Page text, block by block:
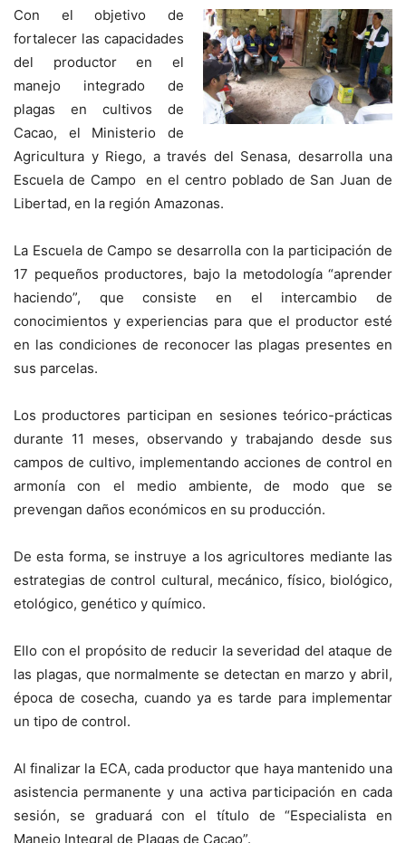
Con el objetivo de
fortalecer las capacidades
del productor en el
manejo integrado de
plagas en cultivos de
Cacao, el Ministerio de
Agricultura y Riego, a través del Senasa, desarrolla una
Escuela de Campo en el centro poblado de San Juan de
Libertad, en la región Amazonas.
La Escuela de Campo se desarrolla con la participación de
17 pequeños productores, bajo la metodología “aprender
haciendo”, que consiste en el intercambio de
conocimientos y experiencias para que el productor esté
en las condiciones de reconocer las plagas presentes en
sus parcelas.
Los productores participan en sesiones teórico-prácticas
durante 11 meses, observando y trabajando desde sus
campos de cultivo, implementando acciones de control en
armonía con el medio ambiente, de modo que se
prevengan daños económicos en su producción.
De esta forma, se instruye a los agricultores mediante las
estrategias de control cultural, mecánico, físico, biológico,
etológico, genético y químico.
Ello con el propósito de reducir la severidad del ataque de
las plagas, que normalmente se detectan en marzo y abril,
época de cosecha, cuando ya es tarde para implementar
un tipo de control.
Al finalizar la ECA, cada productor que haya mantenido una
asistencia permanente y una activa participación en cada
sesión, se graduará con el título de “Especialista en
Manejo Integral de Plagas de Cacao”.